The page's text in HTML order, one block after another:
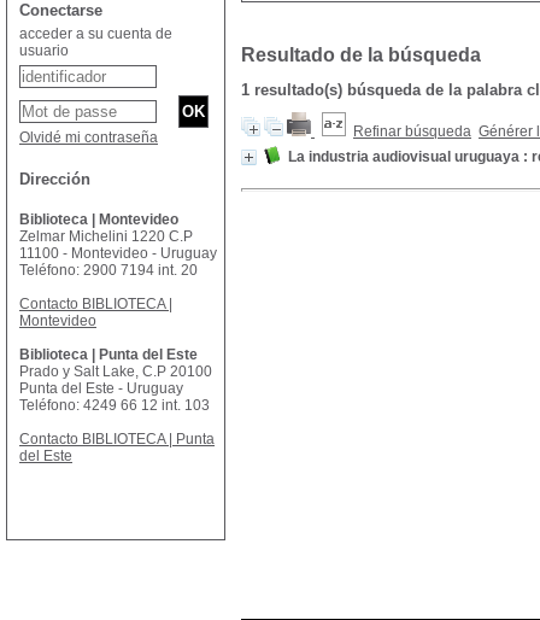
Resultado de la búsqueda
1 resultado(s) búsqueda de la palabra
Refinar búsqueda Générer
La industria audiovisual uruguaya :
Conectarse
acceder a su cuenta de
usuario
Olvidé mi contraseña
Dirección
Biblioteca | Montevideo
Zelmar Michelini 1220 C.P
11100 - Montevideo - Uruguay
Teléfono: 2900 7194 int. 20
Contacto BIBLIOTECA |
Montevideo
Biblioteca | Punta del Este
Prado y Salt Lake, C.P 20100
Punta del Este - Uruguay
Teléfono: 4249 66 12 int. 103
Contacto BIBLIOTECA | Punta
del Este